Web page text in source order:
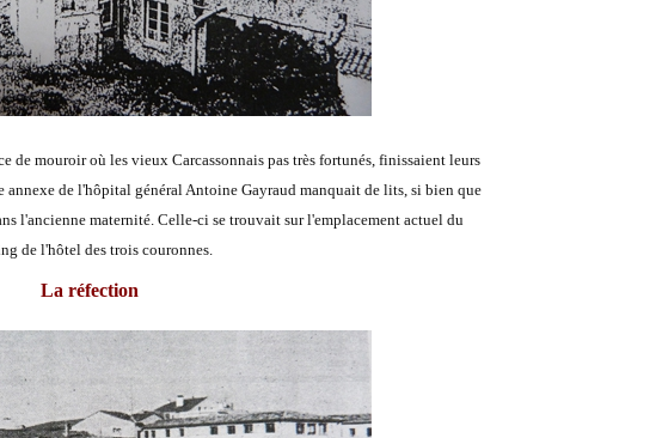
de mouroir où les vieux Carcassonnais pas très fortunés, finissaient leurs
de l'hôpital général Antoine Gayraud manquait de lits, si bien que
l'ancienne maternité. Celle-ci se trouvait sur l'emplacement actuel du
de l'hôtel des trois couronnes.
La réfection